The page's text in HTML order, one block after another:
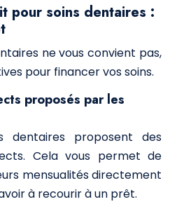
pour soins dentaires :
ne vous convient pas,
pour financer vos soins.
proposés par les
dentaires proposent des
Cela vous permet de
mensualités directement
à recourir à un prêt.